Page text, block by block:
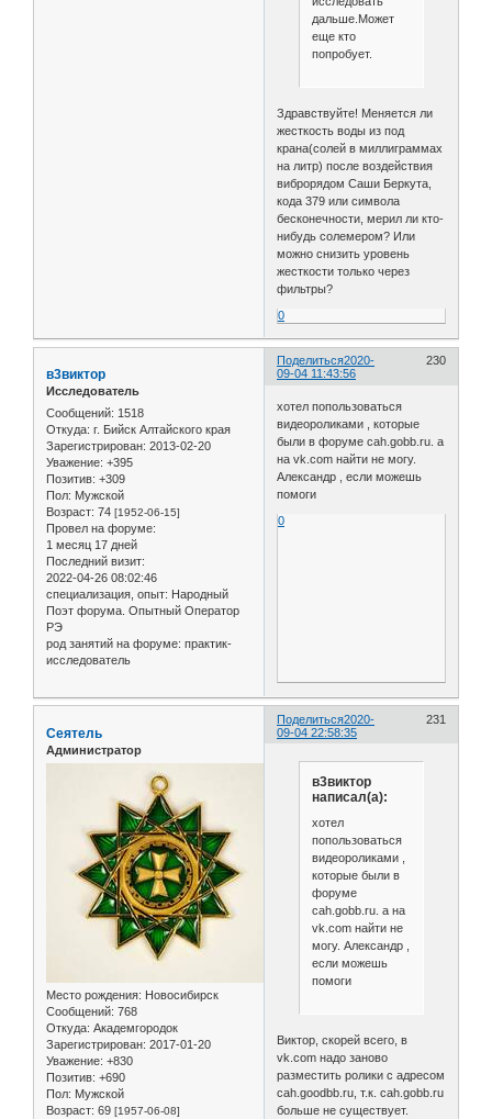
дальше.Может
еще кто
попробует.
Здравствуйте! Меняется ли
жесткость воды из под
крана(солей в миллиграммах
на литр) после воздействия
виброрядом Саши Беркута,
кода 379 или символа
бесконечности, мерил ли кто-
нибудь солемером? Или
можно снизить уровень
жесткости только через
фильтры?
0
Поделиться 230
2020-
09-04 11:43:56
в3виктор
Исследователь
Сообщений: 1518
Откуда: г. Бийск Алтайского края
Зарегистрирован: 2013-02-20
Уважение: +395
Позитив: +309
Пол: Мужской
Возраст: 74 [1952-06-15]
Провел на форуме:
1 месяц 17 дней
Последний визит:
2022-04-26 08:02:46
специализация, опыт: Народный
Поэт форума. Опытный Оператор
РЭ
род занятий на форуме: практик-
исследователь
хотел попользоваться
видеороликами , которые
были в форуме cah.gobb.ru. а
на vk.com найти не могу.
Александр , если можешь
помоги
0
Поделиться 231
2020-
09-04 22:58:35
Сеятель
Администратор
Место рождения: Новосибирск
Сообщений: 768
Откуда: Академгородок
Зарегистрирован: 2017-01-20
Уважение: +830
Позитив: +690
Пол: Мужской
Возраст: 69 [1957-06-08]
в3виктор
написал(а):
хотел
попользоваться
видеороликами ,
которые были в
форуме
cah.gobb.ru. а на
vk.com найти не
могу. Александр ,
если можешь
помоги
Виктор, скорей всего, в
vk.com надо заново
разместить ролики с адресом
cah.goodbb.ru, т.к. cah.gobb.ru
больше не существует.